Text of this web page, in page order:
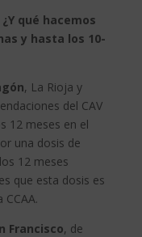
qué hacemos
y hasta los 10-
, La Rioja y
del CAV
12 meses en el
una dosis de
12 meses
que esta dosis es
Francisco, de